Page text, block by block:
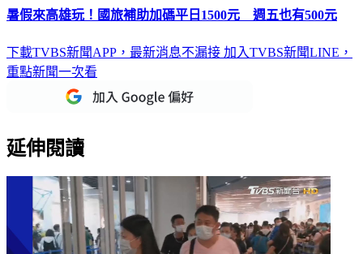
暑假來高雄玩！國旅補助加碼平日1500元 週五也有500元
下載TVBS新聞APP，最新消息不漏接 加入TVBS新聞LINE，
重點新聞一次看
延伸閱讀